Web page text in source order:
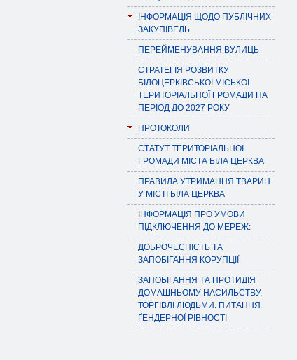
ІНФОРМАЦІЯ ЩОДО ПУБЛІЧНИХ
ЗАКУПІВЕЛЬ
ПЕРЕЙМЕНУВАННЯ ВУЛИЦЬ
СТРАТЕГІЯ РОЗВИТКУ
БІЛОЦЕРКІВСЬКОЇ МІСЬКОЇ
ТЕРИТОРІАЛЬНОЇ ГРОМАДИ НА
ПЕРІОД ДО 2027 РОКУ
ПРОТОКОЛИ
СТАТУТ ТЕРИТОРІАЛЬНОЇ
ГРОМАДИ МІСТА БІЛА ЦЕРКВА
ПРАВИЛА УТРИМАННЯ ТВАРИН
У МІСТІ БІЛА ЦЕРКВА
ІНФОРМАЦІЯ ПРО УМОВИ
ПІДКЛЮЧЕННЯ ДО МЕРЕЖ:
ДОБРОЧЕСНІСТЬ ТА
ЗАПОБІГАННЯ КОРУПЦІЇ
ЗАПОБІГАННЯ ТА ПРОТИДІЯ
ДОМАШНЬОМУ НАСИЛЬСТВУ,
ТОРГІВЛІ ЛЮДЬМИ. ПИТАННЯ
ҐЕНДЕРНОЇ РІВНОСТІ